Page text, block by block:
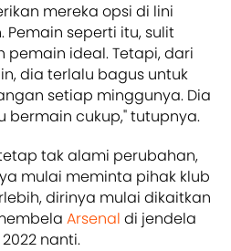
mereka opsi di lini
seperti itu, sulit
pemain ideal. Tetapi, dari
dia terlalu bagus untuk
setiap minggunya. Dia
cukup," tutupnya.
tak alami perubahan,
mulai meminta pihak klub
dirinya mulai dikaitkan
Arsenal di jendela
nanti.